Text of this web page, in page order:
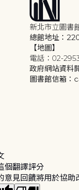
新北市立圖書
總館地址：
【地圖】
電話：02-
政府網站資料
圖書館信箱
個翻譯評分
意見回饋將用於協